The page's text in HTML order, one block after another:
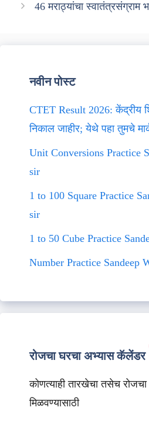
46 मराठ्यांचा स्वातंत्रसंग्राम
नवीन पोस्ट
CTET Result 2026: केंद्रीय
निकाल जाहीर; येथे पहा तुमचे
Unit Conversions Practice
sir
1 to 100 Square Practice
sir
1 to 50 Cube Practice
Number Practice Sandeep
रोजचा घरचा अभ्यास कॅलेंडर
कोणत्याही तारखेचा तसेच
मिळवण्यासाठी